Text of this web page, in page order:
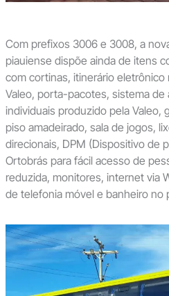
Com prefixos 3006 e 3008, a
piauiense dispõe ainda de itens
com cortinas, itinerário eletrônico
Valeo, porta-pacotes, sistema
individuais produzido pela Valeo,
piso amadeirado, sala de jogos,
direcionais, DPM (Dispositivo de
Ortobrás para fácil acesso de
reduzida, monitores, internet via
de telefonia móvel e banheiro no